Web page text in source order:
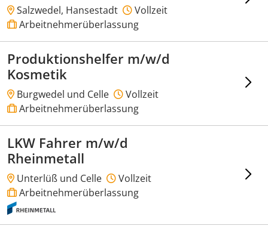
Salzwedel, Hansestadt
Vollzeit
Arbeitnehmerüberlassung
Produktionshelfer m/w/d
Kosmetik
Burgwedel und Celle
Vollzeit
Arbeitnehmerüberlassung
LKW Fahrer m/w/d
Rheinmetall
Unterlüß und Celle
Vollzeit
Arbeitnehmerüberlassung